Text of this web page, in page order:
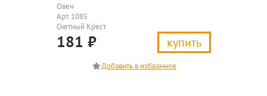
Овен
Арт. 1085
Счетный Крест
181 ₽ купить